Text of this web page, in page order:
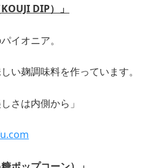
DIP）」
イオニア。
い麹調味料を作っています。
さは内側から」